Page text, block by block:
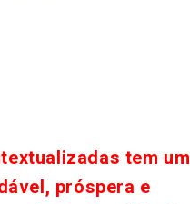
tem um
próspera e